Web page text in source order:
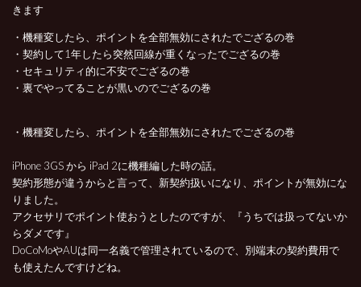
きます
・機種変したら、ポイントを全部無効にされたでござるの巻
・契約して1年したら突然回線が重くなったでござるの巻
・セキュリティ的に不安でござるの巻
・裏でやってることが黒いのでござるの巻
・機種変したら、ポイントを全部無効にされたでござるの巻
iPhone 3GS から iPad 2に機種編した時の話。
契約形態が違うからと言って、新契約扱いになり、ポイントが無効にな
りました。
アクセサリでポイント使おうとしたのですが、『うちでは扱ってないか
らダメです』
DoCoMoやAUは同一名義で管理されているので、別端末の契約費用で
も使えたんですけどね。